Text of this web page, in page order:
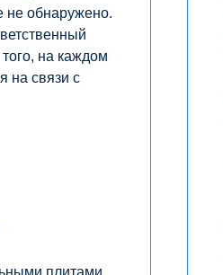
не обнаружено.
на каждом
на связи с
плитами